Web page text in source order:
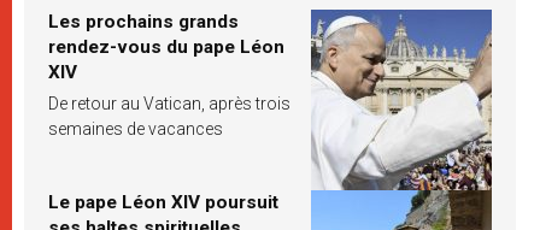
Les prochains grands
rendez-vous du pape Léon
XIV
De retour au Vatican, après trois
semaines de vacances
Le pape Léon XIV poursuit